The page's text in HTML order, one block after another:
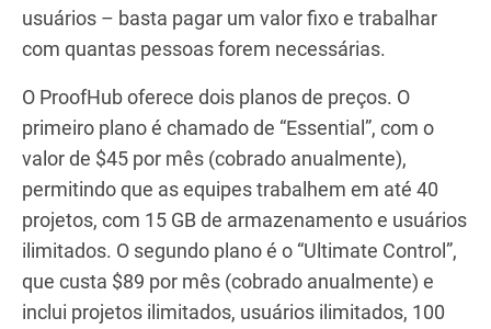
usuários – basta pagar um valor fixo e trabalhar
com quantas pessoas forem necessárias.
O ProofHub oferece dois planos de preços. O
primeiro plano é chamado de “Essential”, com o
valor de $45 por mês (cobrado anualmente),
permitindo que as equipes trabalhem em até 40
projetos, com 15 GB de armazenamento e usuários
ilimitados. O segundo plano é o “Ultimate Control”,
que custa $89 por mês (cobrado anualmente) e
inclui projetos ilimitados, usuários ilimitados, 100